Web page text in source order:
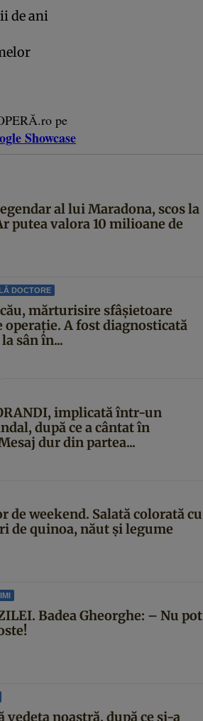
de ani
pe
Showcase
al lui Maradona, scos la
putea valora 10 milioane de
DOCTORE
mărturisire sfâșietoare
operație. A fost diagnosticată
sân în...
implicată într-un
după ce a cântat în
dur din partea...
de weekend. Salată colorată cu
de quinoa, năut și legume
Badea Gheorghe: – Nu pot
vedeta noastră, după ce și-a